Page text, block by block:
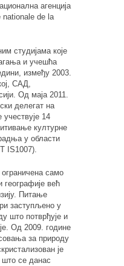
агенција
nationale de la
студијама које
и учешћа
између 2003.
САД,
Од маја 2011.
делегат на
учествује 14
културне
у области
IS1007).
ограничена само
већ
Питање
заступљено у
што потврђује и
Од 2009. године
за природу
је
се данас